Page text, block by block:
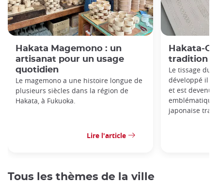
Hakata Magemono : un
artisanat pour un usage
quotidien
Le magemono a une histoire longue de
plusieurs siècles dans la région de
Hakata, à Fukuoka.
Lire l'article
Hakata-
tradition
Le tissage du
développé il y
et est devenu
japonaise
Tous les thèmes de la ville